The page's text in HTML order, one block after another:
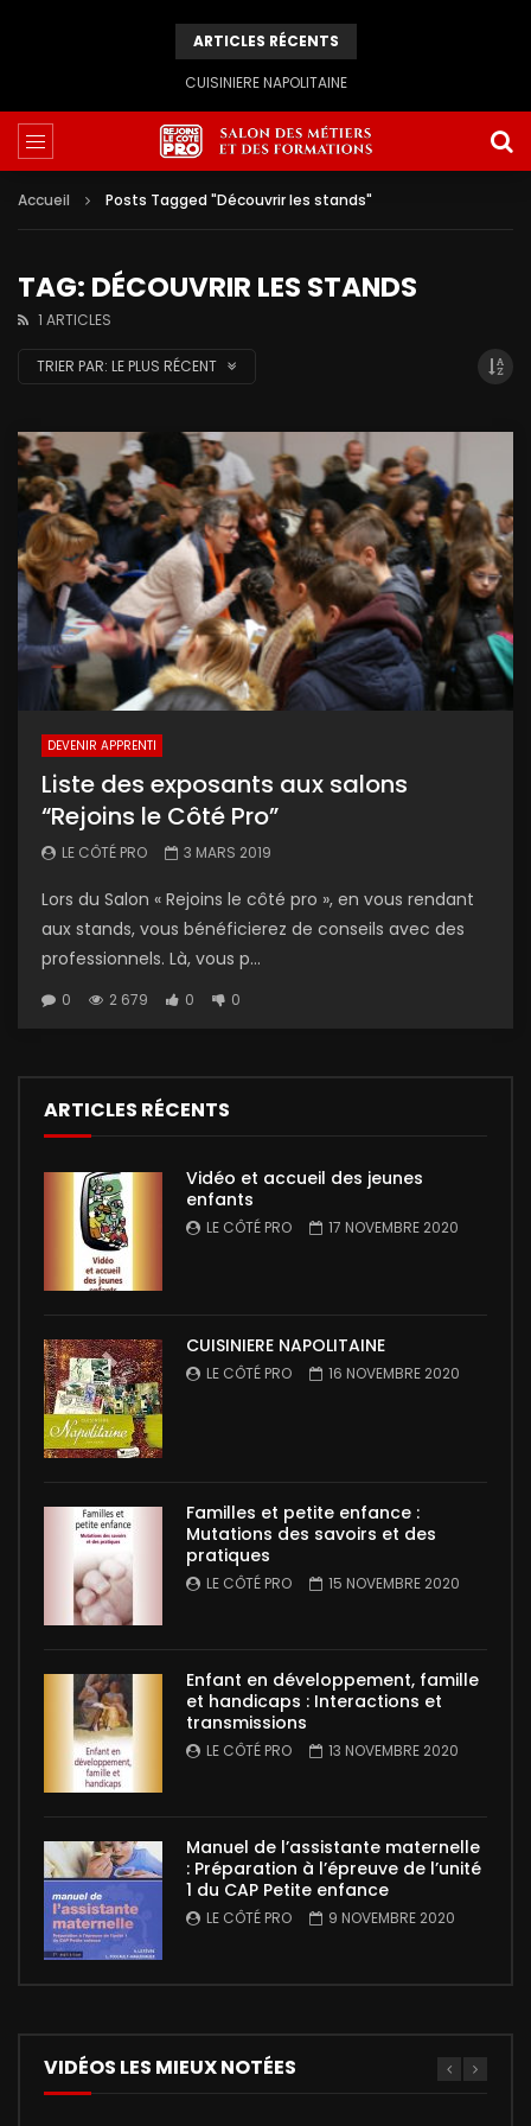
ARTICLES RÉCENTS
CUISINIERE NAPOLITAINE
Accueil Posts Tagged "Découvrir les stands"
TAG: DÉCOUVRIR LES STANDS
1 ARTICLES
TRIER PAR: LE PLUS RÉCENT
DEVENIR APPRENTI
Liste des exposants aux salons
“Rejoins le Côté Pro”
LE CÔTÉ PRO 3 MARS 2019
Lors du Salon « Rejoins le côté pro », en vous rendant
aux stands, vous bénéficierez de conseils avec des
professionnels. Là, vous p...
0 2 679 0 0
ARTICLES RÉCENTS
Vidéo et accueil des jeunes
enfants
LE CÔTÉ PRO 17 NOVEMBRE 2020
CUISINIERE NAPOLITAINE
LE CÔTÉ PRO 16 NOVEMBRE 2020
Familles et petite enfance :
Mutations des savoirs et des
pratiques
LE CÔTÉ PRO 15 NOVEMBRE 2020
Enfant en développement, famille
et handicaps : Interactions et
transmissions
LE CÔTÉ PRO 13 NOVEMBRE 2020
Manuel de l’assistante maternelle
: Préparation à l’épreuve de l’unité
1 du CAP Petite enfance
LE CÔTÉ PRO 9 NOVEMBRE 2020
VIDÉOS LES MIEUX NOTÉES